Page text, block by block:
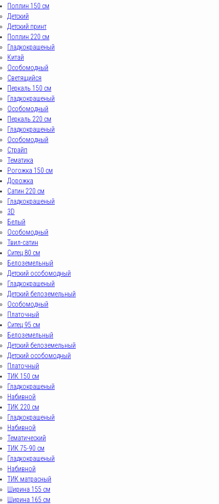
Поплин 150 см
Детский
Детский принт
Поплин 220 см
Гладкокрашеный
Китай
Особомодный
Светящийся
Перкаль 150 см
Гладкокрашеный
Особомодный
Перкаль 220 см
Гладкокрашеный
Особомодный
Страйп
Тематика
Рогожка 150 см
Дорожка
Сатин 220 см
Гладкокрашеный
3D
Белый
Особомодный
Твил-сатин
Ситец 80 см
Белоземельный
Детский особомодный
Гладкокрашеный
Детский белоземельный
Особомодный
Платочный
Ситец 95 см
Белоземельный
Детский белоземельный
Детский особомодный
Платочный
ТИК 150 см
Гладкокрашеный
Набивной
ТИК 220 см
Гладкокрашеный
Набивной
Тематический
ТИК 75-90 см
Гладкокрашеный
Набивной
ТИК матрасный
Ширина 155 см
Ширина 165 см